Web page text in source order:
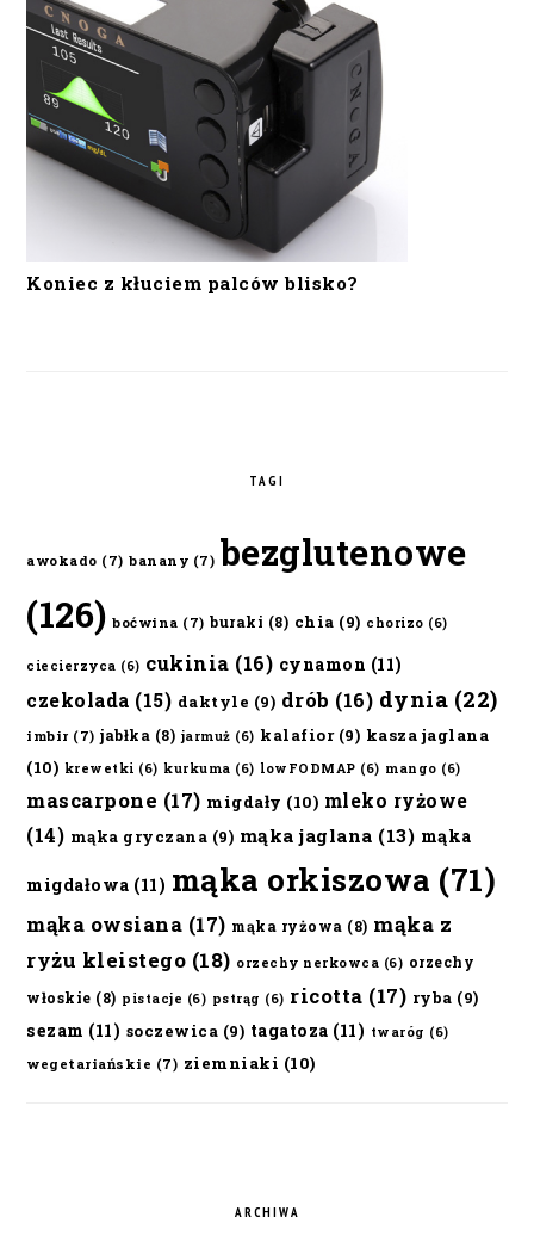
Koniec z kłuciem palców blisko?
TAGI
awokado (7) banany (7) bezglutenowe
(126) boćwina (7) buraki (8) chia (9) chorizo (6)
ciecierzyca (6) cukinia (16) cynamon (11)
czekolada (15) daktyle (9) drób (16) dynia (22)
imbir (7) jabłka (8) jarmuż (6) kalafior(9) kasza jaglana
(10) krewetki (6) kurkuma (6) lowFODMAP (6) mango (6)
mascarpone (17) migdały (10) mleko ryżowe
(14) mąka gryczana (9) mąka jaglana (13) mąka
migdałowa (11) mąka orkiszowa (71)
mąka owsiana (17) mąka ryżowa (8) mąka z
ryżu kleistego (18) orzechy nerkowca (6) orzechy
włoskie (8) pistacje (6) pstrąg (6) ricotta (17) ryba (9)
sezam (11) soczewica (9) tagatoza (11) twaróg (6)
wegetariańskie (7) ziemniaki (10)
ARCHIWA